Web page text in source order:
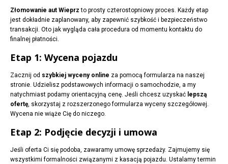
Złomowanie aut Wieprz to prosty czterostopniowy proces. Każdy etap
jest dokładnie zaplanowany, aby zapewnić szybkość i bezpieczeństwo
transakcji. Oto jak wygląda cała procedura od momentu kontaktu do
finalnej płatności.
Etap 1: Wycena pojazdu
Zacznij od szybkiej wyceny online za pomocą formularza na naszej
stronie. Udzielisz podstawowych informacji o samochodzie, a my
natychmiast podamy orientacyjną cenę. Jeśli chcesz uzyskać lepszą
ofertę, skorzystaj z rozszerzonego formularza wyceny szczegółowej.
Wycena nie wiąże Cię do niczego.
Etap 2: Podjęcie decyzji i umowa
Jeśli oferta Ci się podoba, zawaramy umowę sprzedaży. Zajmujemy się
wszystkimi formalności związanymi z kasacją pojazdu. Ustalamy termin